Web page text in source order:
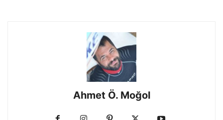
Ahmet Ö. Moğol